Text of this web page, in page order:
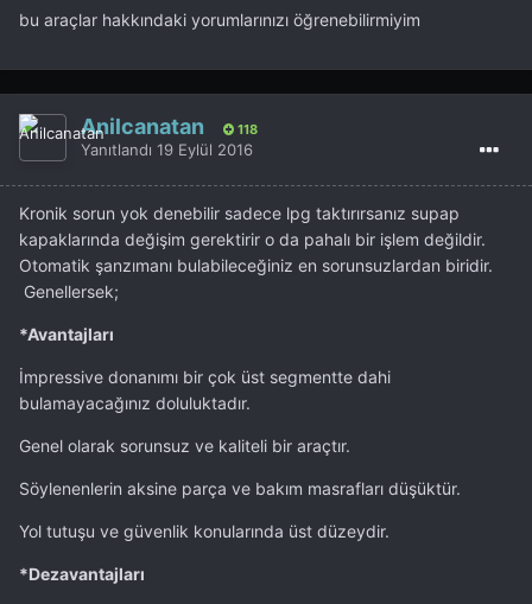
bu araçlar hakkındaki yorumlarınızı öğrenebilirmiyim
Anilcanatan 118
Yanıtlandı 19 Eylül 2016
Kronik sorun yok denebilir sadece lpg taktırırsanız supap
kapaklarında değişim gerektirir o da pahalı bir işlem değildir.
Otomatik şanzımanı bulabileceğiniz en sorunsuzlardan biridir.
Genellersek;
*Avantajları
İmpressive donanımı bir çok üst segmentte dahi
bulamayacağınız doluluktadır.
Genel olarak sorunsuz ve kaliteli bir araçtır.
Söylenenlerin aksine parça ve bakım masrafları düşüktür.
Yol tutuşu ve güvenlik konularında üst düzeydir.
*Dezavantajları